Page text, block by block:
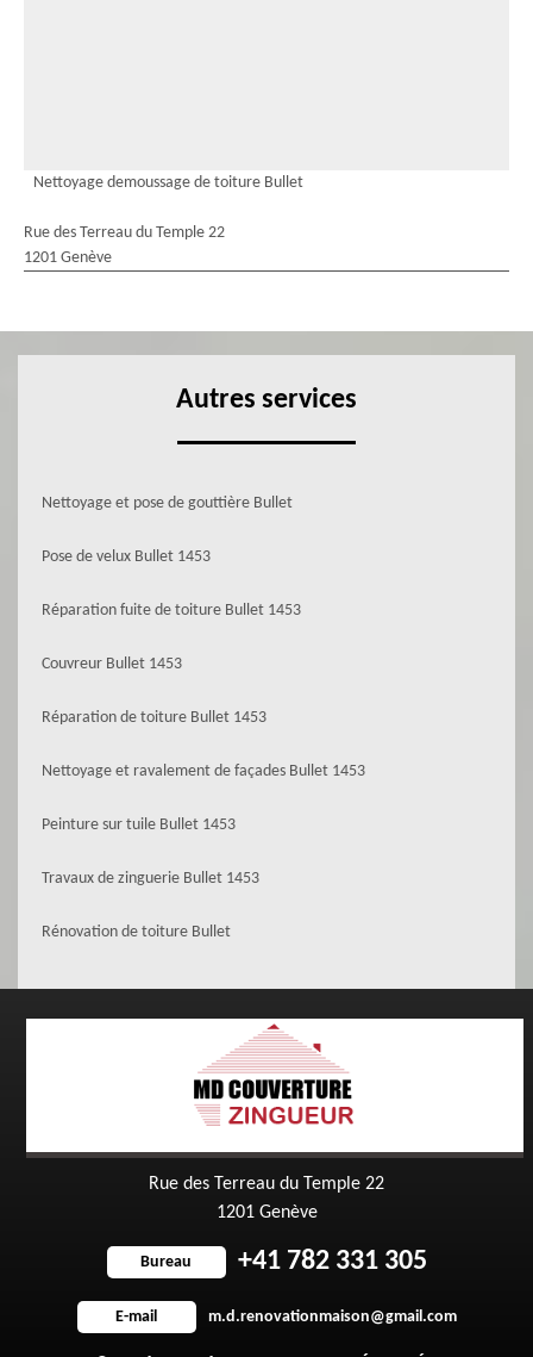
Nettoyage demoussage de toiture Bullet
Rue des Terreau du Temple 22
1201 Genève
Autres services
Nettoyage et pose de gouttière Bullet
Pose de velux Bullet 1453
Réparation fuite de toiture Bullet 1453
Couvreur Bullet 1453
Réparation de toiture Bullet 1453
Nettoyage et ravalement de façades Bullet 1453
Peinture sur tuile Bullet 1453
Travaux de zinguerie Bullet 1453
Rénovation de toiture Bullet
Rue des Terreau du Temple 22
1201 Genève
Bureau +41 782 331 305
E-mail m.d.renovationmaison@gmail.com